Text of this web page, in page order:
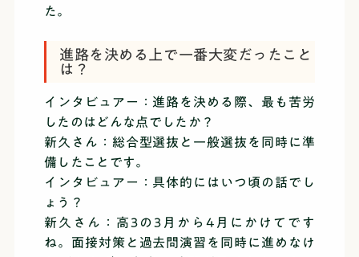
た。
進路を決める上で一番大変だったこと
は？
インタビュアー：進路を決める際、最も苦労
したのはどんな点でしたか？
新久さん：総合型選抜と一般選抜を同時に準
備したことです。
インタビュアー：具体的にはいつ頃の話でし
ょう？
新久さん：高3の3月から4月にかけてです
ね。面接対策と過去問演習を同時に進めなけ